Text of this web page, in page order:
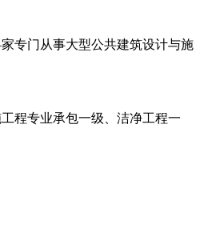
专门从事大型公共建筑设计与施
程专业承包一级、洁净工程一